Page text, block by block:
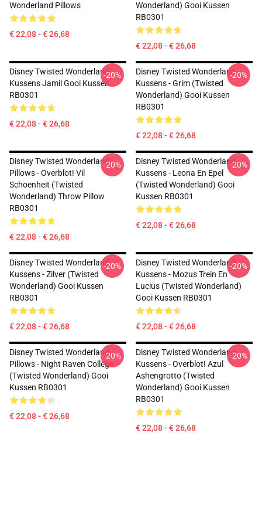
Wonderland Pillows
€ 22,08 - € 26,68
Wonderland) Gooi Kussen
RB0301
€ 22,08 - € 26,68
Disney Twisted Wonderland
Kussens Jamil Gooi Kussen
RB0301
€ 22,08 - € 26,68
-20%
Disney Twisted Wonderland
Kussens - Grim (Twisted
Wonderland) Gooi Kussen
RB0301
€ 22,08 - € 26,68
-20%
Disney Twisted Wonderland
Pillows - Overblot! Vil
Schoenheit (Twisted
Wonderland) Throw Pillow
RB0301
€ 22,08 - € 26,68
-20%
Disney Twisted Wonderland
Kussens - Leona En Epel
(Twisted Wonderland) Gooi
Kussen RB0301
€ 22,08 - € 26,68
-20%
Disney Twisted Wonderland
Kussens - Zilver (Twisted
Wonderland) Gooi Kussen
RB0301
€ 22,08 - € 26,68
-20%
Disney Twisted Wonderland
Kussens - Mozus Trein En
Lucius (Twisted Wonderland)
Gooi Kussen RB0301
€ 22,08 - € 26,68
-20%
Disney Twisted Wonderland
Pillows - Night Raven College
(Twisted Wonderland) Gooi
Kussen RB0301
€ 22,08 - € 26,68
-20%
Disney Twisted Wonderland
Kussens - Overblot! Azul
Ashengrotto (Twisted
Wonderland) Gooi Kussen
RB0301
€ 22,08 - € 26,68
-20%